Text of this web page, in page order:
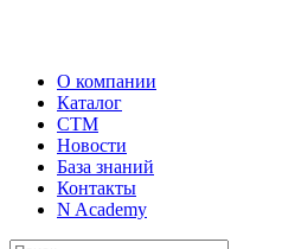
О компании
Каталог
СТМ
Новости
База знаний
Контакты
N Academy